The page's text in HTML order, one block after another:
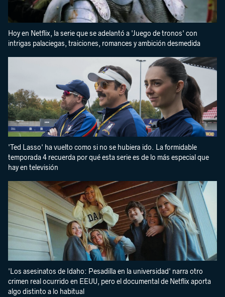
Hoy en Netflix, la serie que se adelantó a 'Juego de tronos' con
intrigas palaciegas, traiciones, romances y ambición desmedida
'Ted Lasso' ha vuelto como si no se hubiera ido. La formidable
temporada 4 recuerda por qué esta serie es de lo más especial que
hay en televisión
'Los asesinatos de Idaho: Pesadilla en la universidad' narra otro
crimen real ocurrido en EEUU, pero el documental de Netflix aporta
algo distinto a lo habitual